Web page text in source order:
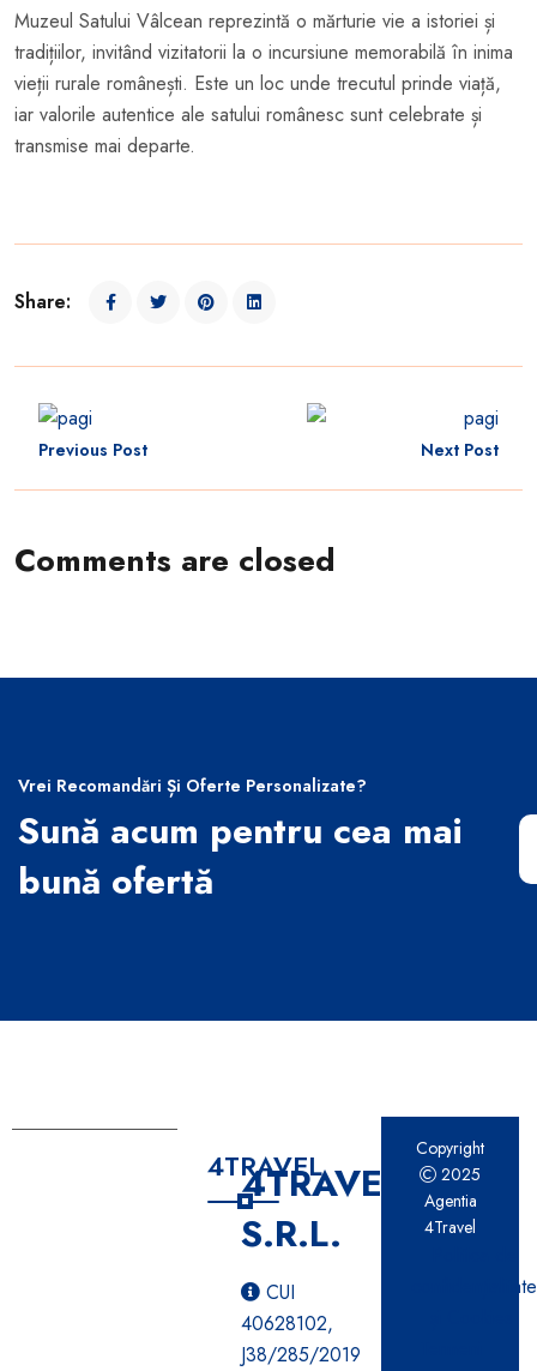
Muzeul Satului Vâlcean reprezintă o mărturie vie a istoriei și
tradițiilor, invitând vizitatorii la o incursiune memorabilă în inima
vieții rurale românești. Este un loc unde trecutul prinde viață,
iar valorile autentice ale satului românesc sunt celebrate și
transmise mai departe.
Share:
Previous Post Next Post
Comments are closed
Vrei Recomandări Și Oferte Personalizate?
Sună acum pentru cea mai
bună ofertă
4TRAVEL
4TRAVEL
S.R.L.
CUI
40628102,
J38/285/2019
Copyright
2025
Agentia
4Travel
confidențialitate